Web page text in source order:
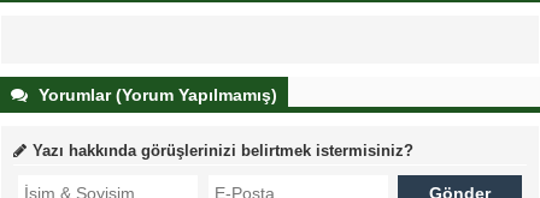
Yorumlar (Yorum Yapılmamış)
Yazı hakkında görüşlerinizi belirtmek istermisiniz?